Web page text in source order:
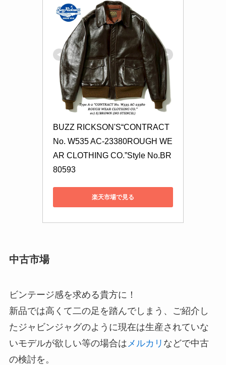
BUZZ RICKSON'S“CONTRACT
No. W535 AC-23380ROUGH WE
AR CLOTHING CO.”Style No.BR
80593
楽天市場で見る
中古市場
ビンテージ感を求める貴方に！
新品では高くて二の足を踏んでしまう、ご紹介し
たジャビンジャグのように現在は生産されていな
いモデルが欲しい等の場合は メルカリ などで中古
の検討を。